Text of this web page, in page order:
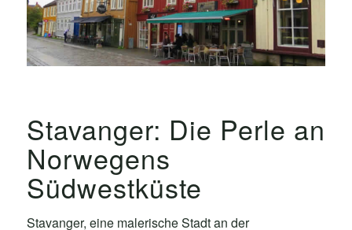
Stavanger: Die Perle an
Norwegens
Südwestküste
Stavanger, eine malerische Stadt an der